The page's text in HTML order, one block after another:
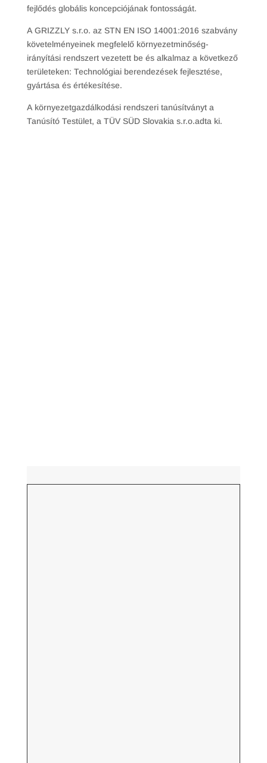
fejlődés globális koncepciójának fontosságát.
A GRIZZLY s.r.o. az STN EN ISO 14001:2016 szabvány
követelményeinek megfelelő környezetminőség-
irányítási rendszert vezetett be és alkalmaz a következő
területeken: Technológiai berendezések fejlesztése,
gyártása és értékesítése.
A környezetgazdálkodási rendszeri tanúsítványt a
Tanúsító Testület, a TÜV SÜD Slovakia s.r.o.adta ki.